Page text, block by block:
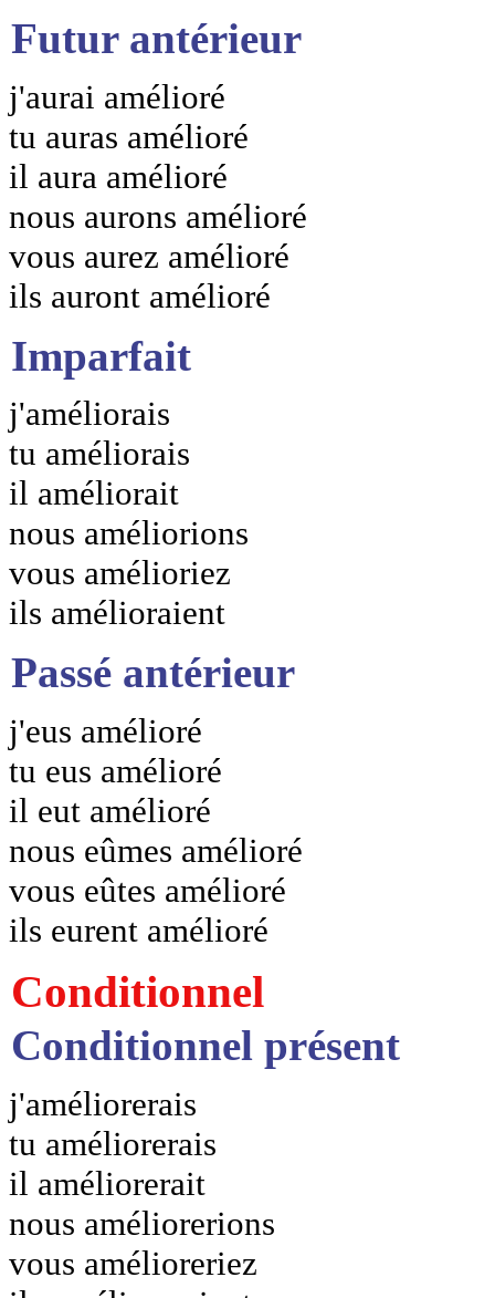
Futur antérieur
j'aurai amélioré
tu auras amélioré
il aura amélioré
nous aurons amélioré
vous aurez amélioré
ils auront amélioré
Imparfait
j'améliorais
tu améliorais
il améliorait
nous améliorions
vous amélioriez
ils amélioraient
Passé antérieur
j'eus amélioré
tu eus amélioré
il eut amélioré
nous eûmes amélioré
vous eûtes amélioré
ils eurent amélioré
Conditionnel
Conditionnel présent
j'améliorerais
tu améliorerais
il améliorerait
nous améliorerions
vous amélioreriez